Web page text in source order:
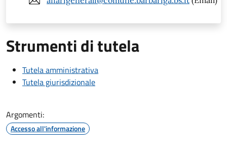
Strumenti di tutela
Tutela amministrativa
Tutela giurisdizionale
Argomenti:
Accesso all'informazione